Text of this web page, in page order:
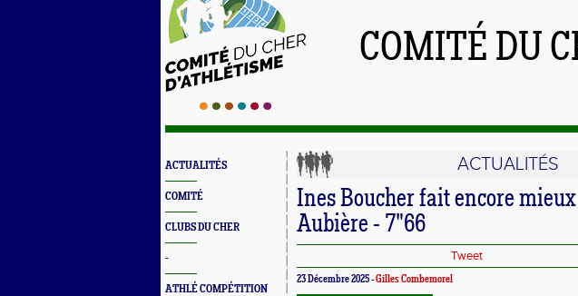
COMITÉ DU
ACTUALITÉS
COMITÉ
CLUBS DU CHER
-
ATHLÉ COMPÉTITION
ACTUALITÉS
Ines Boucher fait encore
Aubière - 7"66
Tweet
23 Décembre 2025 -Gilles Combemorel